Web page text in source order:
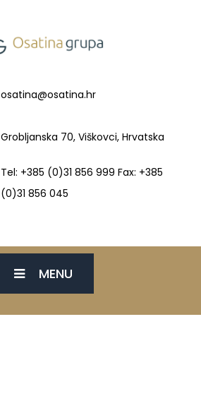
osatina@osatina.hr
Grobljanska 70, Viškovci, Hrvatska
Tel: +385 (0)31 856 999 Fax: +385
(0)31 856 045
MENU